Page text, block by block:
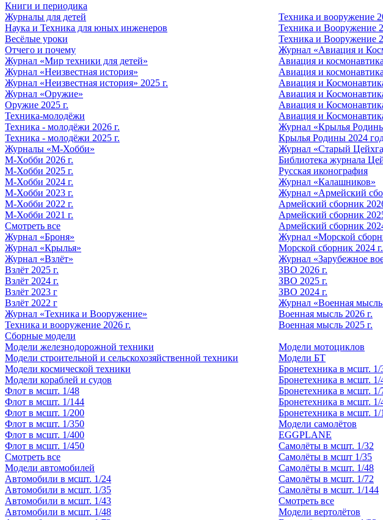
Книги и периодика
Журналы для детей
Наука и Техника для юных инженеров
Весёлые уроки
Отчего и почему
Журнал «Мир техники для детей»
Журнал «Неизвестная история»
Журнал «Неизвестная история» 2025 г.
Журнал «Оружие»
Оружие 2025 г.
Техника-молодёжи
Техника - молодёжи 2026 г.
Техника - молодёжи 2025 г.
Журналы «М-Хобби»
М-Хобби 2026 г.
М-Хобби 2025 г.
М-Хобби 2024 г.
М-Хобби 2023 г.
М-Хобби 2022 г.
М-Хобби 2021 г.
Смотреть все
Журнал «Броня»
Журнал «Крылья»
Журнал «Взлёт»
Взлёт 2025 г.
Взлёт 2024 г.
Взлёт 2023 г
Взлёт 2022 г
Журнал «Техника и Вооружение»
Техника и вооружение 2026 г.
Техника и вооружение
Техника и Вооружение
Техника и Вооружение
Журнал «Авиация и
Авиация и
Авиация и
Авиация и
Авиация и
Авиация и
Авиация и
Журнал «Крылья
Крылья Родины 2024
Журнал «Старый
Библиотека журнала
Русская иконография
Журнал «Калашников»
Журнал «Армейский
Армейский сборник
Армейский сборник
Армейский сборник
Журнал «Морской
Морской сборник 2024 г.
Журнал «Зарубежное
ЗВО 2026 г.
ЗВО 2025 г.
ЗВО 2024 г.
Журнал «Военная
Военная мысль 2026 г.
Военная мысль 2025 г.
Сборные модели
Модели железнодорожной техники
Модели строительной и сельскохозяйственной техники
Модели космической техники
Модели кораблей и судов
Флот в мсшт. 1/48
Флот в мсшт. 1/144
Флот в мсшт. 1/200
Флот в мсшт. 1/350
Флот в мсшт. 1/400
Флот в мсшт. 1/450
Смотреть все
Модели автомобилей
Автомобили в мсшт. 1/24
Автомобили в мсшт. 1/35
Автомобили в мсшт. 1/43
Автомобили в мсшт. 1/48
Модели мотоциклов
Модели БТ
Бронетехника в мсшт. 1/
Бронетехника в мсшт. 1/
Бронетехника в мсшт. 1/
Бронетехника в мсшт. 1/
Бронетехника в мсшт. 1/
Модели самолётов
EGGPLANE
Самолёты в мсшт. 1/32
Самолёты в мсшт 1/35
Самолёты в мсшт. 1/48
Самолёты в мсшт. 1/72
Самолёты в мсшт. 1/144
Смотреть все
Модели вертолётов